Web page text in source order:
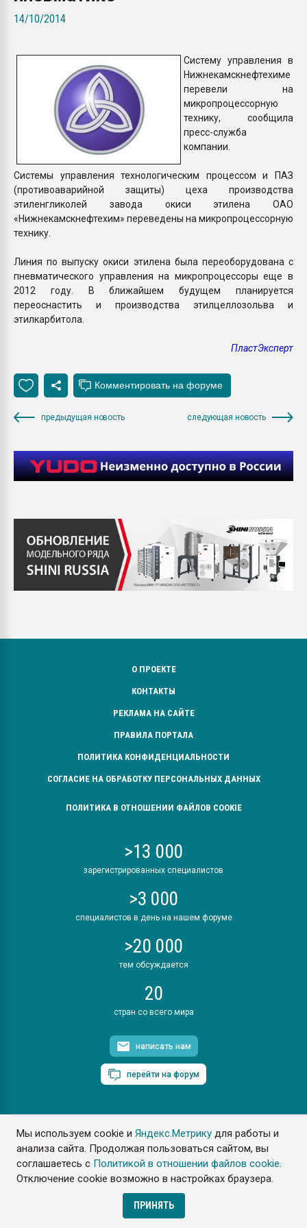
Мы используем cookie иЯндекс.Метрику для работы и
анализа сайта. Продолжая пользоваться сайтом, вы
соглашаетесь с Политикой в отношении файлов cookie.
Отключение cookie возможно в настройках браузера.
ПРИНЯТЬ
ПЕРЕЙТИ НА
14/10/2014
Систему управления в
Нижнекамскнефтехиме
перевели на
микропроцессорную
технику, сообщила
пресс-служба
компании.
Системы управления технологическим процессом и ПАЗ
(противоаварийной защиты) цеха производства
этиленгликолей завода окиси этилена ОАО
«Нижнекамскнефтехим» переведены на микропроцессорную
технику.
Линия по выпуску окиси этилена была переоборудована с
пневматического управления на микропроцессоры еще в
2012 году. В ближайшем будущем планируется
переоснастить и производства этилцеллозольва и
этилкарбитола.
ПластЭксперт
предыдущая новость следующая новость
О ПРОЕКТЕ
КОНТАКТЫ
РЕКЛАМА НА САЙТЕ
ПРАВИЛА ПОРТАЛА
ПОЛИТИКА КОНФИДЕНЦИАЛЬНОСТИ
СОГЛАСИЕ НА ОБРАБОТКУ ПЕРСОНАЛЬНЫХ ДАННЫХ
ПОЛИТИКА В ОТНОШЕНИИ ФАЙЛОВ COOKIE
>13 000
зарегистрированных специалистов
>3 000
специалистов в день на нашем форуме
>20 000
тем обсуждается
20
стран со всего мира
написать нам
перейти на форум
ПластЭксперт © 2006. Все права защищены
Разрешается копирование материалов сайта с обязательной
ссылкой на www.e-plastic.ru
Разработка сайта